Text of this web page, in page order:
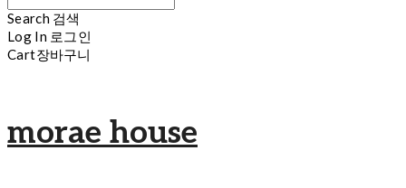
Search 검색
Log In 로그인
Cart장바구니
morae house